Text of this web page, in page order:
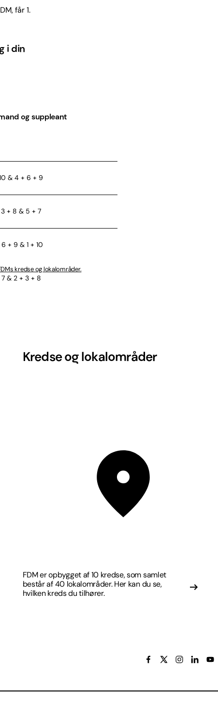
får 1.
i din
og suppleant
& 4 + 6 + 9
+ 8 & 5 + 7
+ 9 & 1 + 10
& 2 + 3 + 8
kredse og lokalområder.
Kredse og lokalområder
FDM er opbygget af 10 kredse, som samlet
består af 40 lokalområder. Her kan du se,
hvilken kreds du tilhører.